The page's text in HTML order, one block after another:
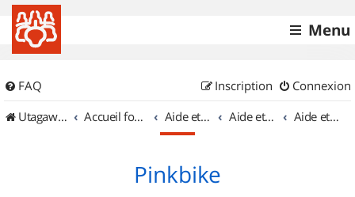
Menu
FAQ Connexion
Inscription
UtagawaVTT (Randos VTT et VTTAE avec traces GPS)
Accueil forum Aide et documentation Aide et documentation Aide et documentation des balises
Pinkbike